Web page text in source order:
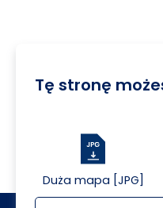
Tę stronę
Duża mapa [JPG]